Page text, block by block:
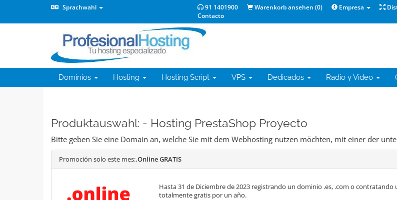
Sprachwahl 91 1401900 Warenkorb ansehen (0) Empresa
Contacto
Dominios Hosting Hosting Script VPS Dedicados Radio y Video
Produktauswahl: - Hosting PrestaShop Proyecto
Bitte geben Sie eine Domain an, welche Sie mit dem Webhosting nutzen möchten, mit einer der
Promoción solo este mes:.Online GRATIS
Hasta 31 de Diciembre de 2023 registrando un dominio .es, .com o
totalmente gratis por un año.